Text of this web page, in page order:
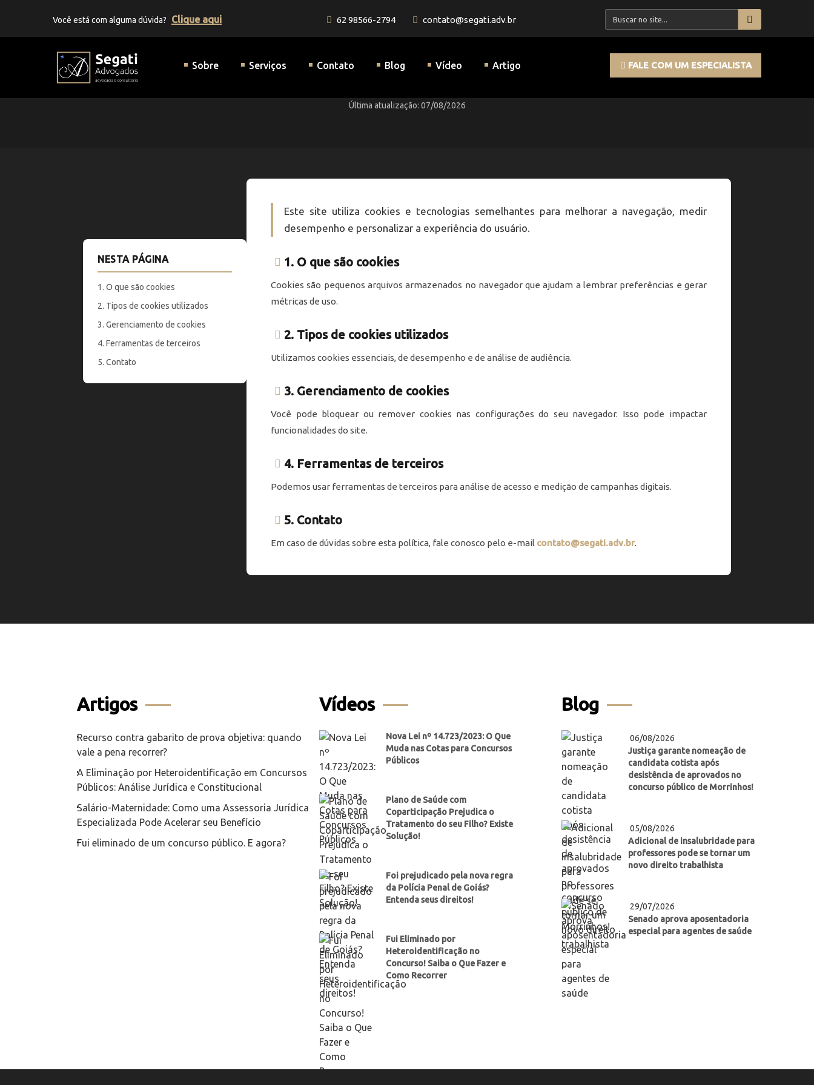
Você está com alguma dúvida? Clique aqui 62 98566-2794 contato@segati.adv.br
Sobre
Serviços Contato Blog Vídeo Artigo FALE COM UM ESPECIALISTA
Política de Cookies
Última atualização: 07/08/2026
NESTA PÁGINA
1. O que são cookies
2. Tipos de cookies utilizados
3. Gerenciamento de cookies
4. Ferramentas de terceiros
5. Contato
Este site utiliza cookies e tecnologias semelhantes para melhorar a navegação, medir
desempenho e personalizar a experiência do usuário.
1. O que são cookies
Cookies são pequenos arquivos armazenados no navegador que ajudam a lembrar preferências e gerar
métricas de uso.
2. Tipos de cookies utilizados
Utilizamos cookies essenciais, de desempenho e de análise de audiência.
3. Gerenciamento de cookies
Você pode bloquear ou remover cookies nas configurações do seu navegador. Isso pode impactar
funcionalidades do site.
4. Ferramentas de terceiros
Podemos usar ferramentas de terceiros para análise de acesso e medição de campanhas digitais.
5. Contato
Em caso de dúvidas sobre esta política, fale conosco pelo e-mail contato@segati.adv.br.
Artigos
Recurso contra gabarito de prova objetiva: quando
vale a pena recorrer?
A Eliminação por Heteroidentificação em Concursos
Públicos: Análise Jurídica e Constitucional
Salário-Maternidade: Como uma Assessoria Jurídica
Especializada Pode Acelerar seu Benefício
Fui eliminado de um concurso público. E agora?
Vídeos
Nova Lei nº 14.723/2023: O Que
Muda nas Cotas para Concursos
Públicos
Plano de Saúde com
Coparticipação Prejudica o
Tratamento do seu Filho? Existe
Solução!
Foi prejudicado pela nova regra
da Polícia Penal de Goiás?
Entenda seus direitos!
Fui Eliminado por
Heteroidentificação no
Concurso! Saiba o Que Fazer e
Como Recorrer
Blog
06/08/2026
Justiça garante nomeação de
candidata cotista após
desistência de aprovados no
concurso público de Morrinhos!
05/08/2026
Adicional de insalubridade para
professores pode se tornar um
novo direito trabalhista
29/07/2026
Senado aprova aposentadoria
especial para agentes de saúde